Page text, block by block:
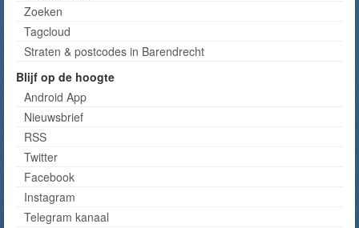
Zoeken
Tagcloud
Straten & postcodes in Barendrecht
Blijf op de hoogte
Android App
Nieuwsbrief
RSS
Twitter
Facebook
Instagram
Telegram kanaal